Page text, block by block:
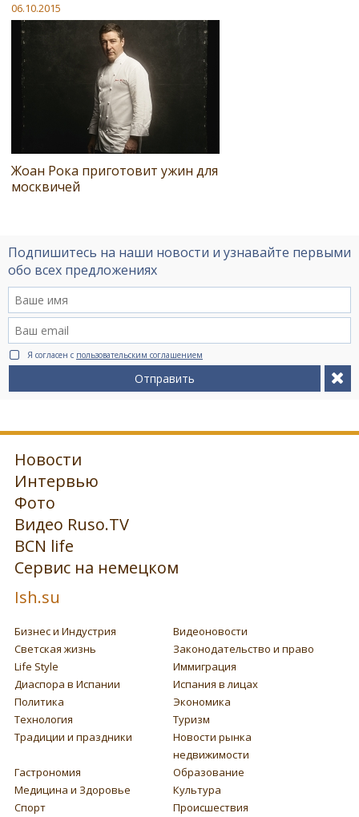
06.10.2015
Жоан Рока приготовит ужин для
москвичей
Подпишитесь на наши новости и узнавайте первыми
обо всех предложениях
Я согласен с пользовательским соглашением
Отправить
Новости
Интервью
Фото
Видео Ruso.TV
BCN life
Сервис на немецком
Ish.su
Бизнес и Индустрия
Видеоновости
Светская жизнь
Законодательство и право
Life Style
Иммиграция
Диаспора в Испании
Испания в лицах
Политика
Экономика
Технология
Туризм
Традиции и праздники
Новости рынка
недвижимости
Гастрономия
Образование
Медицина и Здоровье
Культура
Спорт
Происшествия